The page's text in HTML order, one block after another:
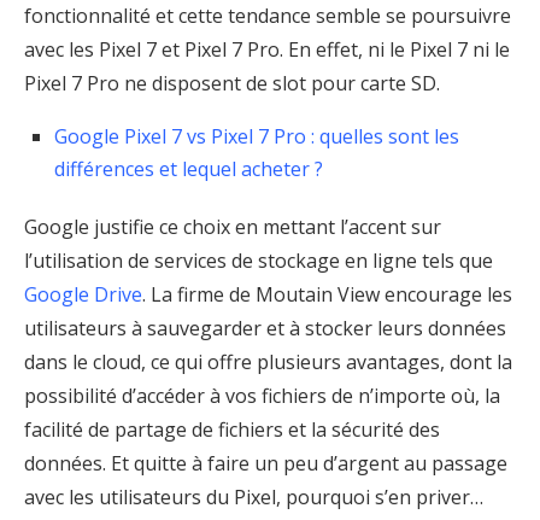
fonctionnalité et cette tendance semble se poursuivre
avec les Pixel 7 et Pixel 7 Pro. En effet, ni le Pixel 7 ni le
Pixel 7 Pro ne disposent de slot pour carte SD.
Google Pixel 7 vs Pixel 7 Pro : quelles sont les
différences et lequel acheter ?
Google justifie ce choix en mettant l’accent sur
l’utilisation de services de stockage en ligne tels que
Google Drive. La firme de Moutain View encourage les
utilisateurs à sauvegarder et à stocker leurs données
dans le cloud, ce qui offre plusieurs avantages, dont la
possibilité d’accéder à vos fichiers de n’importe où, la
facilité de partage de fichiers et la sécurité des
données. Et quitte à faire un peu d’argent au passage
avec les utilisateurs du Pixel, pourquoi s’en priver…